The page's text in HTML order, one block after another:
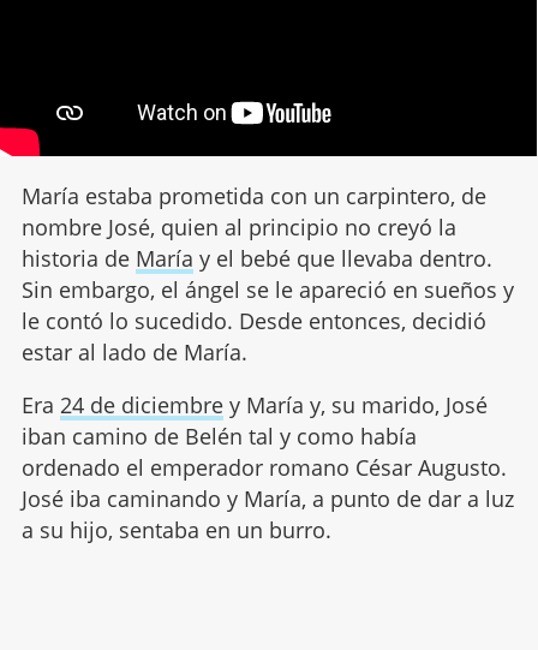
María estaba prometida con un carpintero, de
nombre José, quien al principio no creyó la
historia de María y el bebé que llevaba dentro.
Sin embargo, el ángel se le apareció en sueños y
le contó lo sucedido. Desde entonces, decidió
estar al lado de María.
Era 24 de diciembrey María y, su marido, José
iban camino de Belén tal y como había
ordenado el emperador romano César Augusto.
José iba caminando y María, a punto de dar a luz
a su hijo, sentaba en un burro.